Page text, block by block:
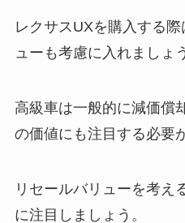
レクサスUXを購入する
ューも考慮に入れましょ
高級車は一般的に減価償
の価値にも注目する必要
リセールバリューを考え
に注目しましょう。